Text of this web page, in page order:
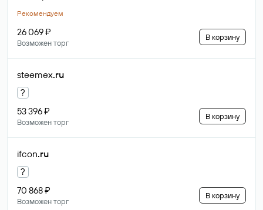
Рекомендуем
26 069 ₽
Возможен торг
В корзину
steemex.ru
?
53 396 ₽
Возможен торг
В корзину
ifcon.ru
?
70 868 ₽
Возможен торг
В корзину